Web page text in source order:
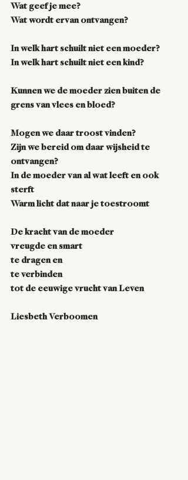
Wat geef je mee?
Wat wordt ervan ontvangen?
In welk hart schuilt niet een moeder?
In welk hart schuilt niet een kind?
Kunnen we de moeder zien buiten de
grens van vlees en bloed?
Mogen we daar troost vinden?
Zijn we bereid om daar wijsheid te
ontvangen?
In de moeder van al wat leeft en ook
sterft
Warm licht dat naar je toestroomt
De kracht van de moeder
vreugde en smart
te dragen en
te verbinden
tot de eeuwige vrucht van Leven
Liesbeth Verboomen